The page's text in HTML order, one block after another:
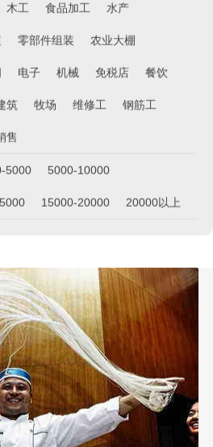
木工 食品加工 水产
零部件组装 农业大棚
电子 机械 免税店 餐饮
筑 牧场 维修工 钢筋工
售
5000 5000-10000
15000-20000 20000以上